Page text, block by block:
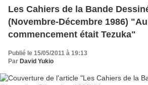
Les Cahiers de la Bande
(Novembre-Décembre 1986) "Au
commencement était Tezuka"
Publié le 15/05/2011 à 19:13
Par David Yukio